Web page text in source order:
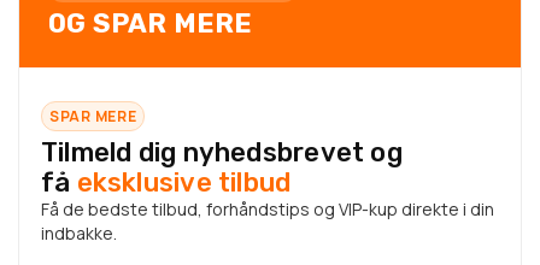
OG SPAR MERE
SPAR MERE
Tilmeld dig nyhedsbrevet og
få eksklusive tilbud
Få de bedste tilbud, forhåndstips og VIP-kup direkte i din
indbakke.